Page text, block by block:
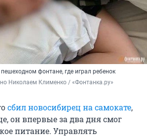
фонтане, где играл ребенок
Николаем Клименко / «Фонтанка.ру»
сбил новосибирец на самокате,
он впервые за два дня смог
питание. Управлять